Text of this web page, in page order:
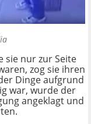
sie nur zur Seite
zog sie ihren
Dinge aufgrund
war, wurde der
angeklagt und